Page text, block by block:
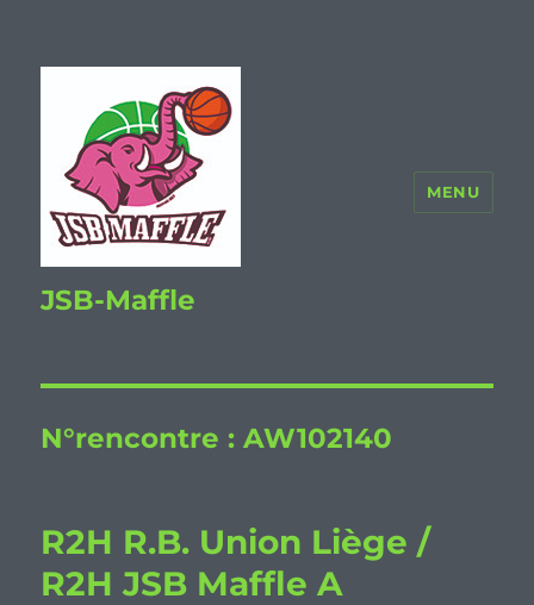
JSB-Maffle
MENU
N°rencontre :AW102140
R2H R.B. Union Liège /
R2H JSB Maffle A